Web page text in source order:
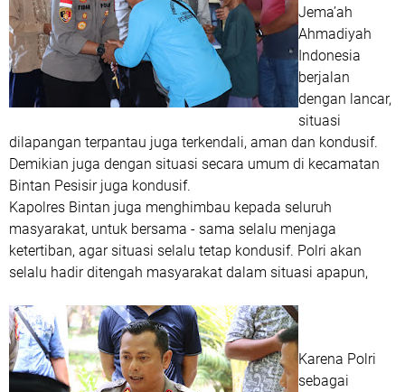
Jema’ah
Ahmadiyah
Indonesia
berjalan
dengan lancar,
situasi
dilapangan terpantau juga terkendali, aman dan kondusif.
Demikian juga dengan situasi secara umum di kecamatan
Bintan Pesisir juga kondusif.
Kapolres Bintan juga menghimbau kepada seluruh
masyarakat, untuk bersama - sama selalu menjaga
ketertiban, agar situasi selalu tetap kondusif. Polri akan
selalu hadir ditengah masyarakat dalam situasi apapun,
Karena Polri
sebagai